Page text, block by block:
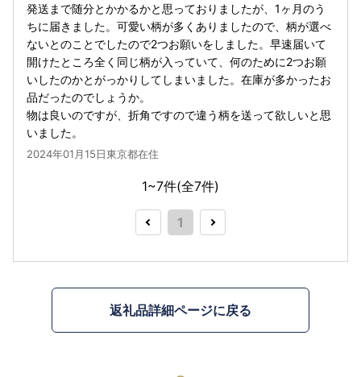
発送まで随分とかかるかと思っておりましたが、1ヶ月のう
ちに届きました。可愛い柄が多くありましたので、柄が選べ
ないとのことでしたので2つお願いをしました。早速届いて
開けたところ全く同じ柄が入っていて、何のために2つお願
いしたのかとがっかりしてしまいました。在庫が多かったお
品だったのでしょうか。
物は良いのですが、折角ですので違う柄を送って欲しいと思
いました。
2024年01月15日東京都在住
1~7件(全7件)
1
返礼品詳細ページに戻る